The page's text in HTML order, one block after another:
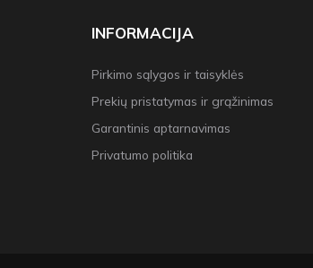
INFORMACIJA
Pirkimo sąlygos ir taisyklės
Prekių pristatymas ir grąžinimas
Garantinis aptarnavimas
Privatumo politika